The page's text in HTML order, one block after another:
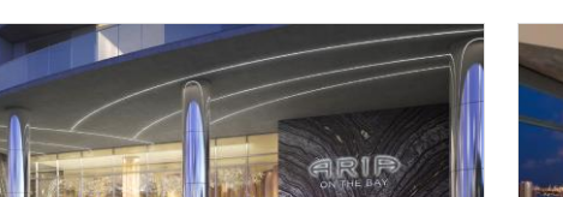
E-mail-adresse